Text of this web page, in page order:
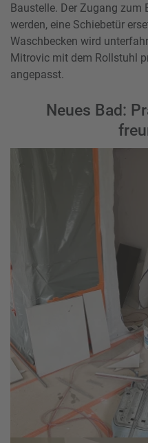
Baustelle. Der Zugang zum
werden, eine Schiebetür
Waschbecken wird
Mitrovic mit dem Rollstuhl
angepasst.
Neues Bad: